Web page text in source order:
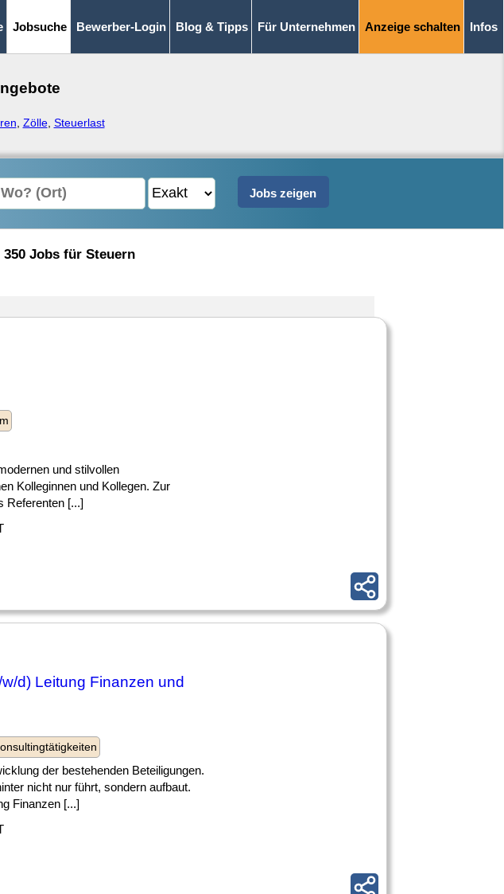
Jobsuche Bewerber-Login Blog & Tipps Für Unternehmen Anzeige schalten Infos
Zölle, Steuerlast
350 Jobs für Steuern
und stilvollen
Kolleginnen und Kollegen. Zur
Referenten [...]
d) Leitung Finanzen und
der bestehenden Beteiligungen.
nicht nur führt, sondern aufbaut.
Finanzen [...]